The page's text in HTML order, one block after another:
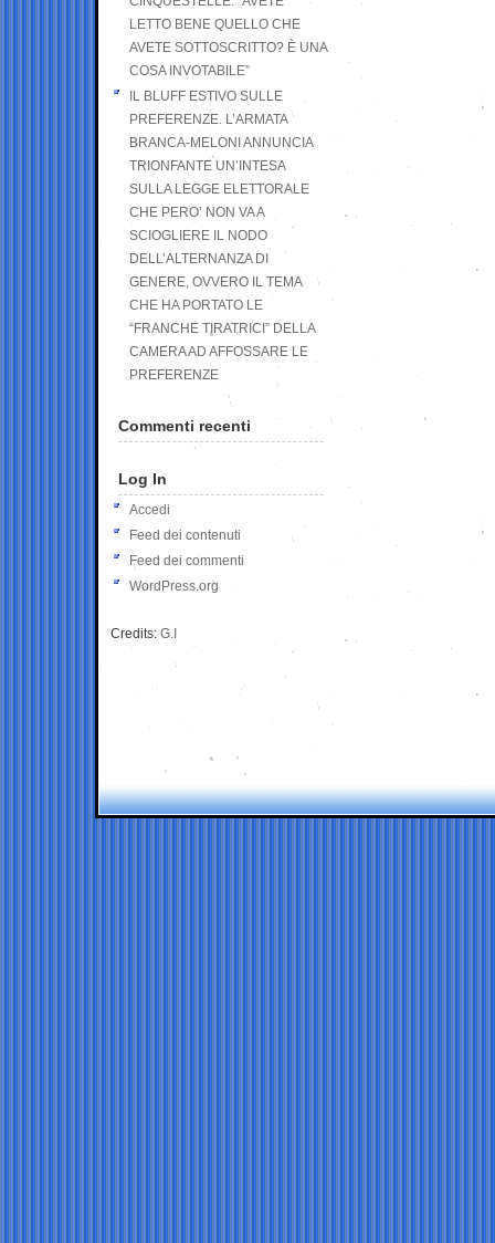
LETTO BENE QUELLO CHE
AVETE SOTTOSCRITTO? È UNA
COSA INVOTABILE”
IL BLUFF ESTIVO SULLE
PREFERENZE. L’ARMATA
BRANCA-MELONI ANNUNCIA
TRIONFANTE UN’INTESA
SULLA LEGGE ELETTORALE
CHE PERO’ NON VA A
SCIOGLIERE IL NODO
DELL’ALTERNANZA DI
GENERE, OVVERO IL TEMA
CHE HA PORTATO LE
“FRANCHE TIRATRICI” DELLA
CAMERA AD AFFOSSARE LE
PREFERENZE
Commenti recenti
Log In
Accedi
Feed dei contenuti
Feed dei commenti
WordPress.org
Credits: G.I